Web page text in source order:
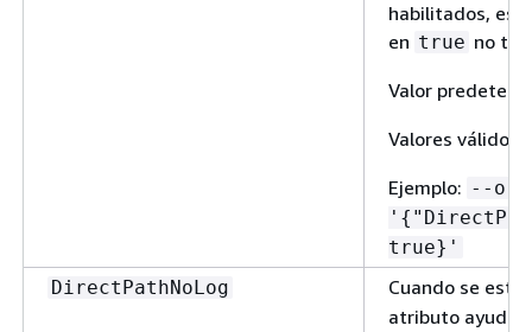
habilitados,
en true no
Valor
Valores válidos:
Ejemplo: --
' {
true}'
DirectPathNoLog
Cuando se
atributo ayuda